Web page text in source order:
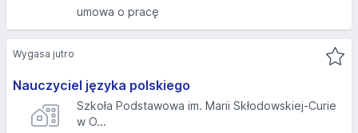
umowa o pracę
Nauczyciel języka polskiego
Szkoła Podstawowa im. Marii Skłodowskiej-Curie
w O...
Wygasa jutro